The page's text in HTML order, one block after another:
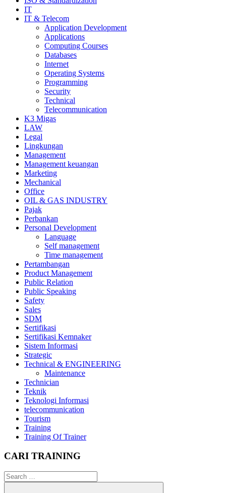
IT
IT & Telecom
Application Development
Applications
Computing Courses
Databases
Internet
Operating Systems
Programming
Security
Technical
Telecommunication
K3 Migas
LAW
Legal
Lingkungan
Management
Management keuangan
Marketing
Mechanical
Office
OIL & GAS INDUSTRY
Pajak
Perbankan
Personal Development
Language
Self management
Time management
Pertambangan
Product Management
Public Relation
Public Speaking
Safety
Sales
SDM
Sertifikasi
Sertifikasi Kemnaker
Sistem Informasi
Strategic
Technical & ENGINEERING
Maintenance
Technician
Teknik
Teknologi Informasi
telecommunication
Tourism
Training
Training Of Trainer
CARI TRAINING
Search
for: